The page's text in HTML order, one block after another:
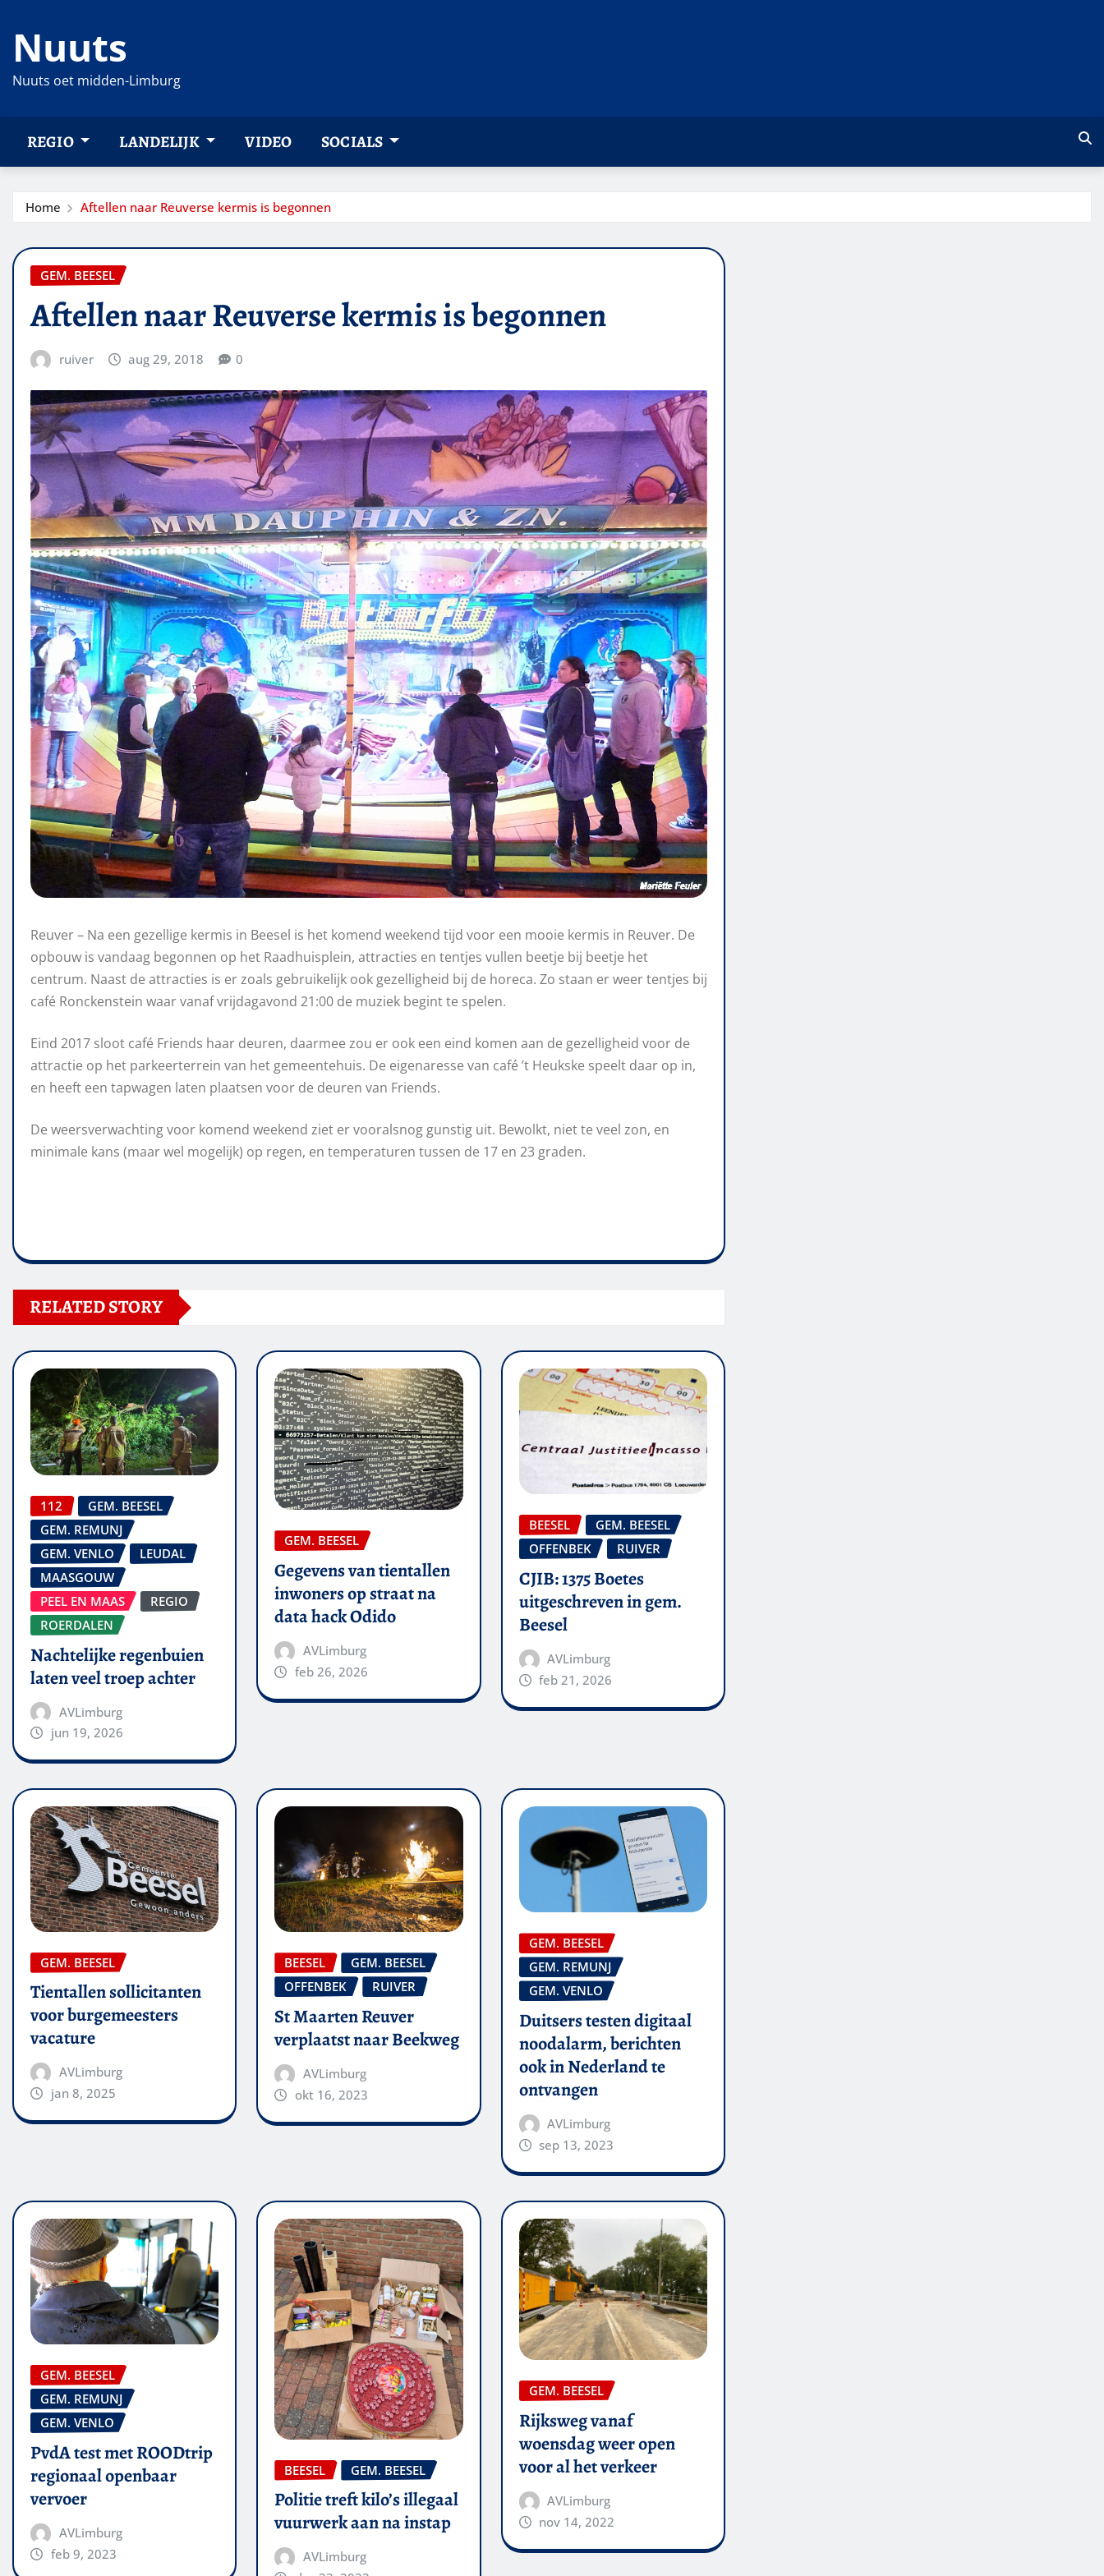
naar
inhoud
Nuuts
Nuuts oet midden-Limburg
REGIO LANDELIJK VIDEO SOCIALS
Home Aftellen naar Reuverse kermis is begonnen
GEM. BEESEL
Aftellen naar Reuverse kermis is begonnen
ruiver aug 29, 2018 0
Reuver – Na een gezellige kermis in Beesel is het komend weekend tijd voor een mooie kermis in Reuver. De
opbouw is vandaag begonnen op het Raadhuisplein, attracties en tentjes vullen beetje bij beetje het
centrum. Naast de attracties is er zoals gebruikelijk ook gezelligheid bij de horeca. Zo staan er weer tentjes bij
café Ronckenstein waar vanaf vrijdagavond 21:00 de muziek begint te spelen.
Eind 2017 sloot café Friends haar deuren, daarmee zou er ook een eind komen aan de gezelligheid voor de
attractie op het parkeerterrein van het gemeentehuis. De eigenaresse van café ’t Heukske speelt daar op in,
en heeft een tapwagen laten plaatsen voor de deuren van Friends.
De weersverwachting voor komend weekend ziet er vooralsnog gunstig uit. Bewolkt, niet te veel zon, en
minimale kans (maar wel mogelijk) op regen, en temperaturen tussen de 17 en 23 graden.
RELATED STORY
112
GEM. BEESEL
GEM. REMUNJ
GEM. VENLO
LEUDAL
MAASGOUW
PEEL EN MAAS
REGIO
ROERDALEN
Nachtelijke regenbuien
laten veel troep achter
AVLimburg
jun 19, 2026
GEM. BEESEL
Gegevens van tientallen
inwoners op straat na
data hack Odido
AVLimburg
feb 26, 2026
BEESEL
GEM. BEESEL
OFFENBEK
RUIVER
CJIB: 1375 Boetes
uitgeschreven in gem.
Beesel
AVLimburg
feb 21, 2026
GEM. BEESEL
Tientallen sollicitanten
voor burgemeesters
vacature
AVLimburg
jan 8, 2025
BEESEL
GEM. BEESEL
OFFENBEK
RUIVER
St Maarten Reuver
verplaatst naar Beekweg
AVLimburg
okt 16, 2023
GEM. BEESEL
GEM. REMUNJ
GEM. VENLO
Duitsers testen digitaal
noodalarm, berichten
ook in Nederland te
ontvangen
AVLimburg
sep 13, 2023
GEM. BEESEL
GEM. REMUNJ
GEM. VENLO
PvdA test met ROODtrip
regionaal openbaar
vervoer
AVLimburg
feb 9, 2023
BEESEL GEM. BEESEL
Politie treft kilo’s illegaal
vuurwerk aan na instap
AVLimburg
GEM. BEESEL
Rijksweg vanaf
woensdag weer open
voor al het verkeer
AVLimburg
nov 14, 2022